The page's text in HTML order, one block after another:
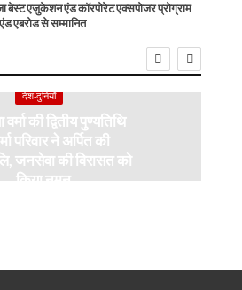
बेस्ट एजुकेशन एंड कॉरपोरेट एक्सपोजर प्रोग्राम
एबरोड से सम्मानित
देश-दुनियाँ
वर्मा की द्वितीय पुण्यतिथि
परिवार ने अर्पित की
जनसेवा की विरासत को
किया नमन